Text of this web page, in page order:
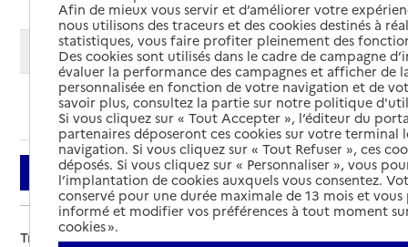
Modifier ma recherche
Ajouter cette recherche aux favoris
Filtrer
Trier par :
Afin de mieux vous servir et d’améliorer votre
nous utilisons des traceurs et des cookies destinés à
statistiques, vous faire profiter pleinement des
Des cookies sont utilisés dans le cadre de campagne
évaluer la performance des campagnes et afficher de
personnalisée en fonction de votre navigation et de
savoir plus, consultez la partie sur notre politique
Si vous cliquez sur « Tout Accepter », l’éditeur du
partenaires déposeront ces cookies sur votre terminal
navigation. Si vous cliquez sur « Tout Refuser », ces
déposés. Si vous cliquez sur « Personnaliser », vous
l’implantation de cookies auxquels vous consentez.
conservé pour une durée maximale de 13 mois et
informé et modifier vos préférences à tout moment
cookies ».